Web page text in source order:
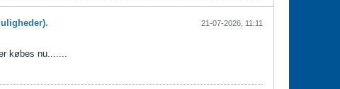
21-07-2026, 11:11
købes nu.......